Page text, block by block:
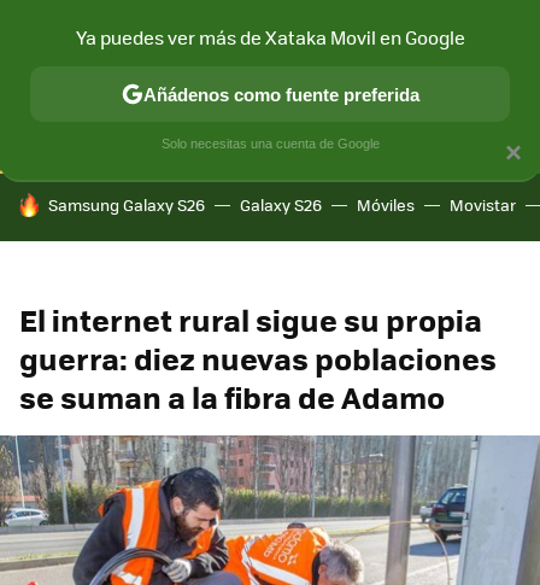
CONECTIVIDAD MÓVIL Y SOCIEDAD APLICACIONES
HOY SE HABLA DE
Samsung Galaxy S26 Galaxy S26 Móviles Movistar
El internet rural sigue su propia
guerra: diez nuevas poblaciones
se suman a la fibra de Adamo
×
Ya puedes ver más de Xataka Movil en Google
Añádenos como fuente preferida
Solo necesitas una cuenta de Google